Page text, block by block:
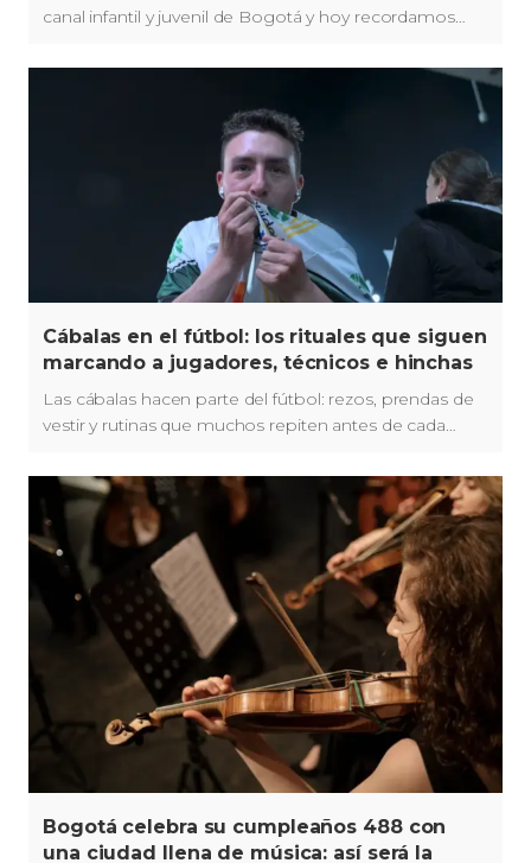
canal infantil y juvenil de Bogotá y hoy recordamos
Cábalas en el fútbol: los rituales que siguen
marcando a jugadores, técnicos e hinchas
Las cábalas hacen parte del fútbol: rezos, prendas de
vestir y rutinas que muchos repiten antes de cada
Bogotá celebra su cumpleaños 488 con
una ciudad llena de música: así será la